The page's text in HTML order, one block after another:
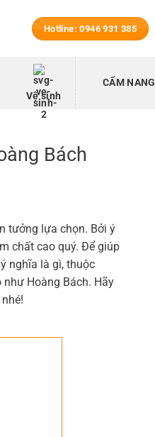
Hotline: 0946 931 385
Vệ sinh
CẨM NANG
Bách
tưởng lựa chọn. Bởi ý
chất cao quý. Để giúp
nghĩa là gì, thuộc
Hoàng Bách. Hãy